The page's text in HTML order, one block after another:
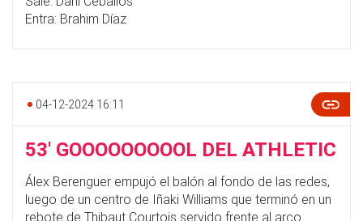
Entra: Brahim Díaz
04-12-2024 16:11
53' GOOOOOOOOOL DEL ATHLETIC
Álex Berenguer empujó el balón al fondo de las redes,
luego de un centro de Iñaki Williams que terminó en un
rebote de Thibaut Courtois servido frente al arco.